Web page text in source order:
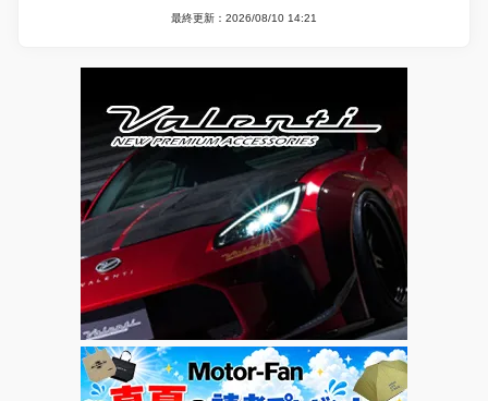
最終更新：2026/08/10 14:21